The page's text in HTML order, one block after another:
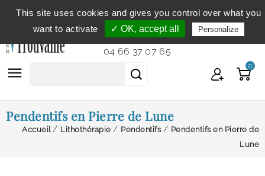
Service clientèle
du lundi au vendredi de 9h à 12h et
de 14h à 18h...
04 66 37 07 65
 0
Pendentifs en Pierre de Lune
Accueil Lithothérapie Pendentifs
Pendentifs en Pierre de
Lune
This site uses cookies and gives you control over what you
want to activate
✓ OK, accept all Personalize